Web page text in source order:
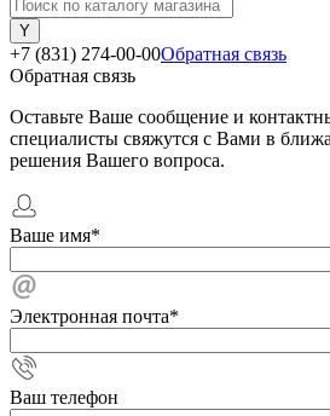
+7 (831) 274-00-00Обратная связь
Обратная связь
Оставьте Ваше сообщение и
специалисты свяжутся с Вами в
решения Вашего вопроса.
Ваше имя*
Электронная почта*
Ваш телефон